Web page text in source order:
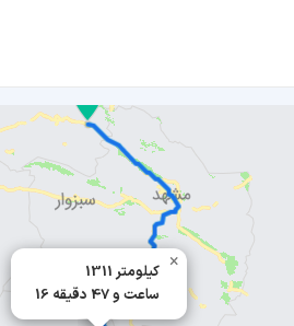
1311 کیلومتر
16 ساعت و 47 دقیقه
×